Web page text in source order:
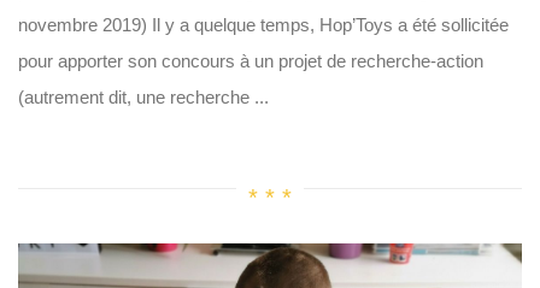
novembre 2019) Il y a quelque temps, Hop’Toys a été sollicitée
pour apporter son concours à un projet de recherche-action
(autrement dit, une recherche ...